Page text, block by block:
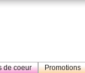
de coeur Promotions